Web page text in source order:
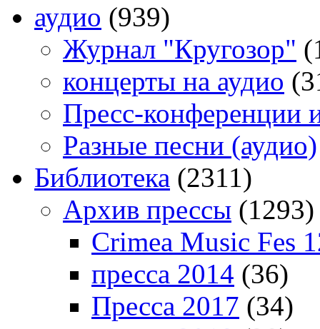
аудио (939)
Журнал "Кругозор"
концерты на аудио
Пресс-конференции
Разные песни (аудио)
Библиотека (2311)
Архив прессы (1293)
Crimea Music Fes
пресса 2014 (36)
Пресса 2017 (34)